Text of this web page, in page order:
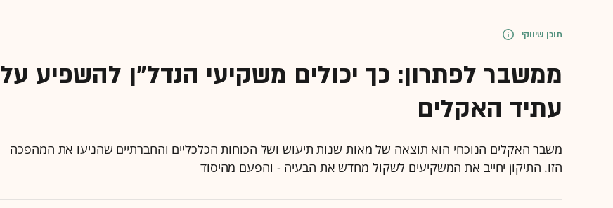
תוכן שיווקי
ממשבר לפתרון: כך יכולים משקיעי הנדל"ן להשפיע על
עתיד האקלים
משבר האקלים הנוכחי הוא תוצאה של מאות שנות תיעוש ושל הכוחות הכלכליים והחברתיים שהניעו את המהפכה
הזו. התיקון יחייב את המשקיעים לשקול מחדש את הבעיה - והפעם מהיסוד